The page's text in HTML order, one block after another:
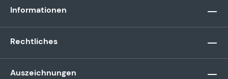
Informationen
Rechtliches
Auszeichnungen